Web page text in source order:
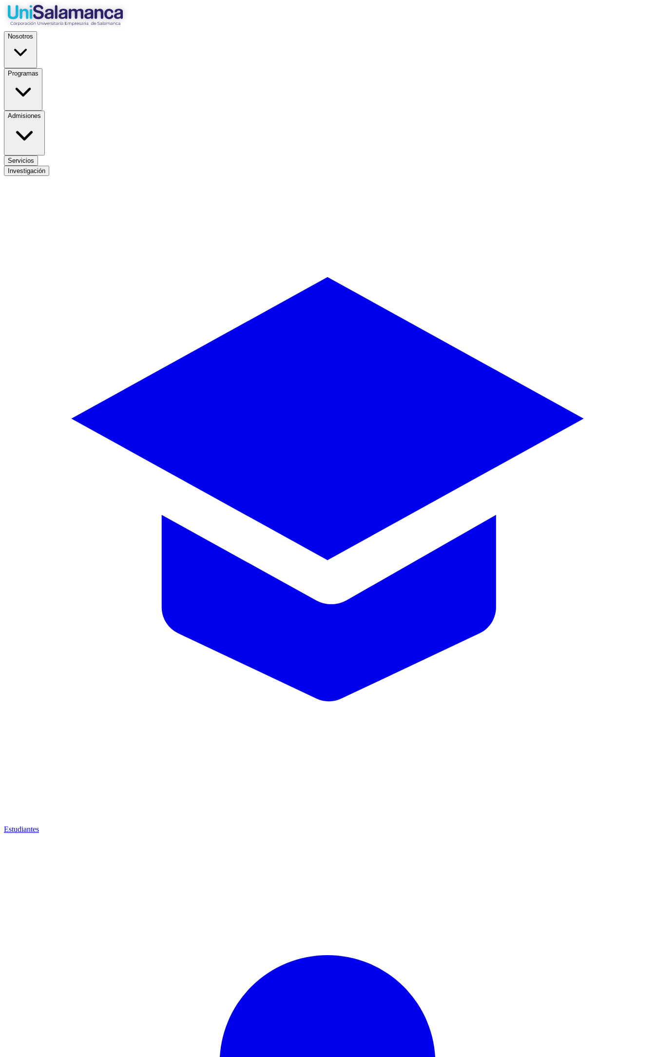
Nosotros
Programas
Admisiones
Servicios
Investigación
Estudiantes